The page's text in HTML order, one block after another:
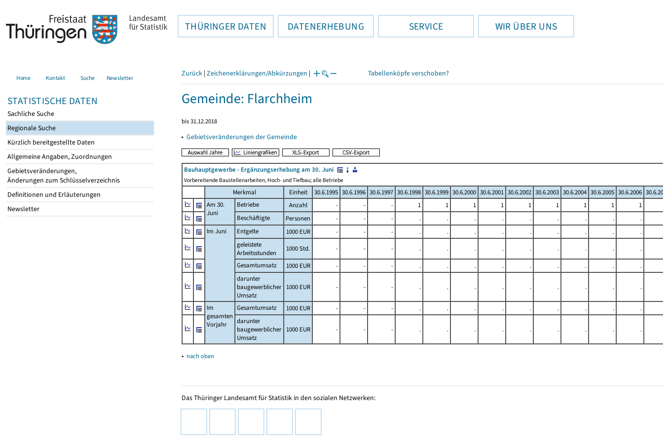
THÜRINGER DATEN DATENERHEBUNG SERVICE WIR ÜBER UNS
Home Kontakt Suche Newsletter
STATISTISCHE DATEN
Sachliche Suche
Regionale Suche
Kürzlich bereitgestellte Daten
Allgemeine Angaben, Zuordnungen
Gebietsveränderungen,
Änderungen zum Schlüsselverzeichnis
Definitionen und Erläuterungen
Newsletter
Zurück | Zeichenerklärungen/Abkürzungen | Tabellenköpfe verschoben?
Gemeinde: Flarchheim
bis 31.12.2018
▸ Gebietsveränderungen der Gemeinde
Bauhauptgewerbe - Ergänzungserhebung am 30. Juni
Vorbereitende Baustellenarbeiten, Hoch- und Tiefbau; alle Betriebe
Merkmal Einheit 30.6.1995 30.6.1996 30.6.1997 30.6.1998 30.6.1999 30.6.2000 30.6.2001 30.6.2002 30.6.2003 30.6.2004 30.6.2005 30.6.2006
Am 30.
Juni
Betriebe Anzahl - - - 1 1 1 1 1 1 1 1
1
Beschäftigte
Personen - - - . . . . . . . .
.
Im Juni
Entgelte 1000 EUR - - - . . . . . . . .
.
geleistete
Arbeitsstunden
1000 Std. - - - . . . . . . . .
.
Gesamtumsatz
1000 EUR - - - . . . . . . . .
.
darunter
baugewerblicher
Umsatz
1000 EUR - - - . . . . . . . . .
Im
gesamten
Vorjahr
Gesamtumsatz 1000 EUR - - - . . . . . . . .
.
darunter
baugewerblicher
Umsatz
1000 EUR - - - . . . . . . . . .
▴ nach oben
Das Thüringer Landesamt für Statistik in den sozialen Netzwerken: